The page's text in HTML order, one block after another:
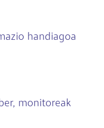
handiagoa
monitoreak